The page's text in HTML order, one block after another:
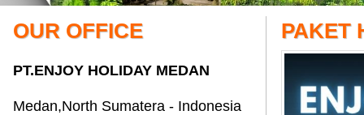
OUR OFFICE
PT.ENJOY HOLIDAY MEDAN
Medan,North Sumatera - Indonesia
PAKET